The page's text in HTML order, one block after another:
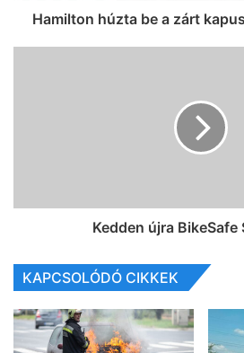
Hamilton húzta be a zárt
Kedden újra BikeSafe
KAPCSOLÓDÓ CIKKEK